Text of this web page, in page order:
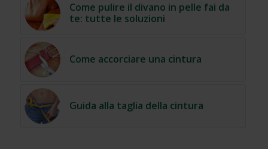
Come pulire il divano in pelle fai da
te: tutte le soluzioni
Come accorciare una cintura
Guida alla taglia della cintura